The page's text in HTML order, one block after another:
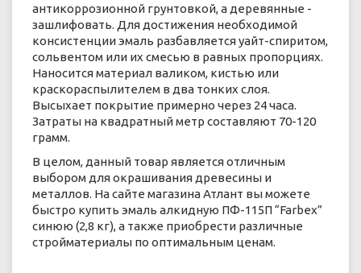
антикоррозионной грунтовкой, а деревянные -
зашлифовать. Для достижения необходимой
консистенции эмаль разбавляется уайт-спиритом,
сольвентом или их смесью в равных пропорциях.
Наносится материал валиком, кистью или
краскораспылителем в два тонких слоя.
Высыхает покрытие примерно через 24 часа.
Затраты на квадратный метр составляют 70-120
грамм.
В целом, данный товар является отличным
выбором для окрашивания древесины и
металлов. На сайте магазина Атлант вы можете
быстро купить эмаль алкидную ПФ-115П “Farbex”
синюю (2,8 кг), а также приобрести различные
стройматериалы по оптимальным ценам.